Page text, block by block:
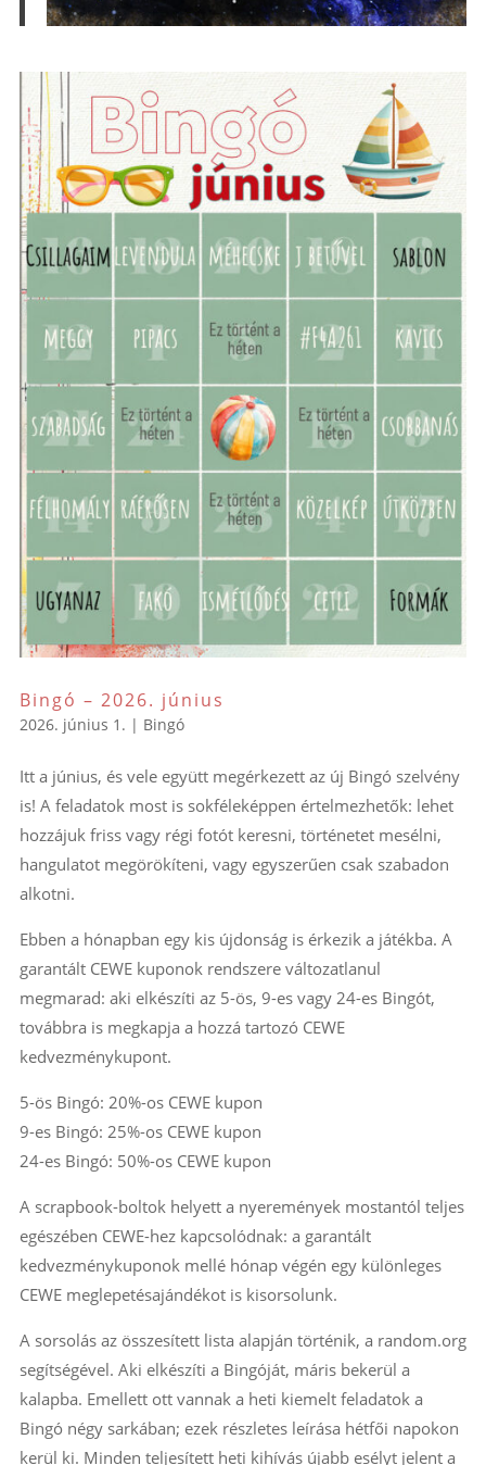
Bingó – 2026. június
2026. június 1. | Bingó
Itt a június, és vele együtt megérkezett az új Bingó szelvény
is! A feladatok most is sokféleképpen értelmezhetők: lehet
hozzájuk friss vagy régi fotót keresni, történetet mesélni,
hangulatot megörökíteni, vagy egyszerűen csak szabadon
alkotni.
Ebben a hónapban egy kis újdonság is érkezik a játékba. A
garantált CEWE kuponok rendszere változatlanul
megmarad: aki elkészíti az 5-ös, 9-es vagy 24-es Bingót,
továbbra is megkapja a hozzá tartozó CEWE
kedvezménykupont.
5-ös Bingó: 20%-os CEWE kupon
9-es Bingó: 25%-os CEWE kupon
24-es Bingó: 50%-os CEWE kupon
A scrapbook-boltok helyett a nyeremények mostantól teljes
egészében CEWE-hez kapcsolódnak: a garantált
kedvezménykuponok mellé hónap végén egy különleges
CEWE meglepetésajándékot is kisorsolunk.
A sorsolás az összesített lista alapján történik, a random.org
segítségével. Aki elkészíti a Bingóját, máris bekerül a
kalapba. Emellett ott vannak a heti kiemelt feladatok a
Bingó négy sarkában; ezek részletes leírása hétfői napokon
kerül ki. Minden teljesített heti kihívás újabb esélyt jelent a